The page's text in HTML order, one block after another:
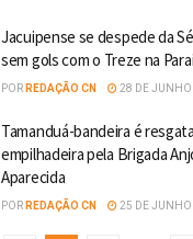
Jacuipense se despede da
sem gols com o Treze na
POR REDAÇÃO CN 28 DE
Tamanduá-bandeira é
empilhadeira pela Brigada
Aparecida
POR REDAÇÃO CN 25 DE